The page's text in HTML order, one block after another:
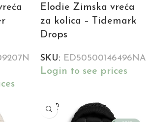
Elodie Zimska vreća
za kolica – Tidemark
Drops
SKU: ED50500146496NA
Login to see prices
SOLD
OUT